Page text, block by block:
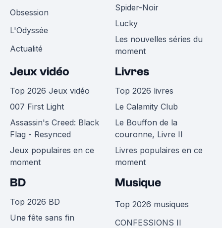
Obsession
L'Odyssée
Actualité
Spider-Noir
Lucky
Les nouvelles séries du
moment
Jeux vidéo
Top 2026 Jeux vidéo
007 First Light
Assassin's Creed: Black
Flag - Resynced
Jeux populaires en ce
moment
Livres
Top 2026 livres
Le Calamity Club
Le Bouffon de la
couronne, Livre II
Livres populaires en ce
moment
BD
Top 2026 BD
Une fête sans fin
Musique
Top 2026 musiques
CONFESSIONS II